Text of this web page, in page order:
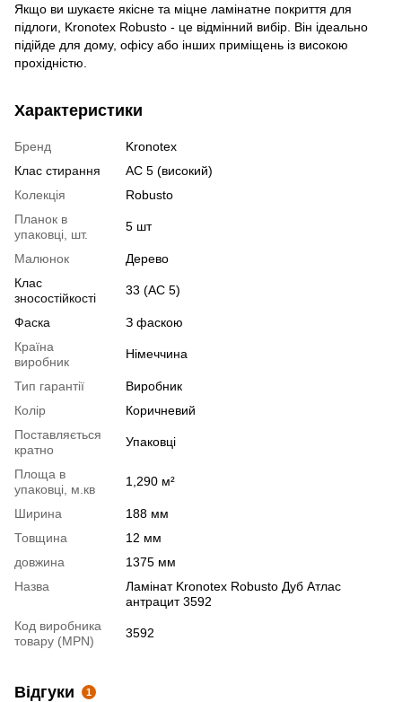
Якщо ви шукаєте якісне та міцне ламінатне покриття для
підлоги, Kronotex Robusto - це відмінний вибір. Він ідеально
підійде для дому, офісу або інших приміщень із високою
прохідністю.
Характеристики
Бренд
Kronotex
Клас стирання
АС 5 (високий)
Колекція
Robusto
Планок в
упаковці, шт.
5 шт
Малюнок
Дерево
Клас
зносостійкості
33 (АС 5)
Фаска
З фаскою
Країна
виробник
Німеччина
Тип гарантії
Виробник
Колір
Коричневий
Поставляється
кратно
Упаковці
Площа в
упаковці, м.кв
1,290 м²
Ширина
188 мм
Товщина
12 мм
довжина
1375 мм
Назва
Ламінат Kronotex Robusto Дуб Атлас
антрацит 3592
Код виробника
товару (MPN)
3592
Відгуки 1